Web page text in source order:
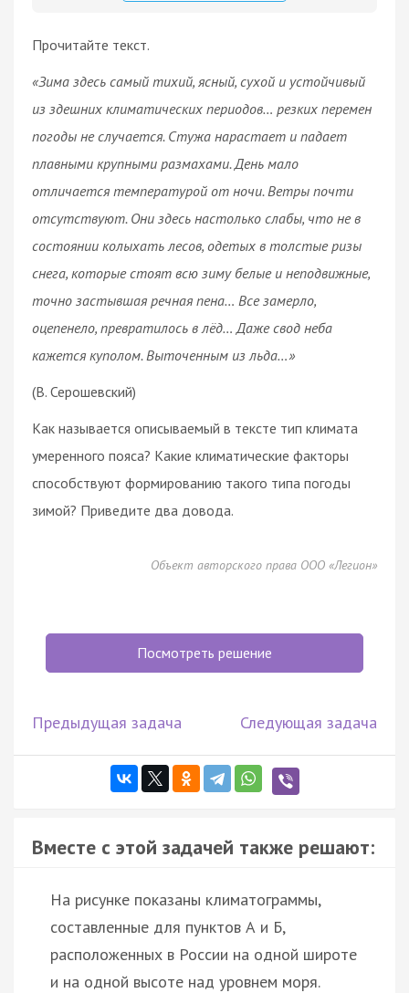
Прочитайте текст.
«Зима здесь самый тихий, ясный, сухой и устойчивый
из здешних климатических периодов… резких перемен
погоды не случается. Стужа нарастает и падает
плавными крупными размахами. День мало
отличается температурой от ночи. Ветры почти
отсутствуют. Они здесь настолько слабы, что не в
состоянии колыхать лесов, одетых в толстые ризы
снега, которые стоят всю зиму белые и неподвижные,
точно застывшая речная пена… Все замерло,
оцепенело, превратилось в лёд… Даже свод неба
кажется куполом. Выточенным из льда…»
(В. Серошевский)
Как называется описываемый в тексте тип климата
умеренного пояса? Какие климатические факторы
способствуют формированию такого типа погоды
зимой? Приведите два довода.
Объект авторского права ООО «Легион»
Посмотреть решение
Предыдущая задача Следующая задача
Вместе с этой задачей также решают:
На рисунке показаны климатограммы,
составленные для пунктов А и Б,
расположенных в России на одной широте
и на одной высоте над уровнем моря.